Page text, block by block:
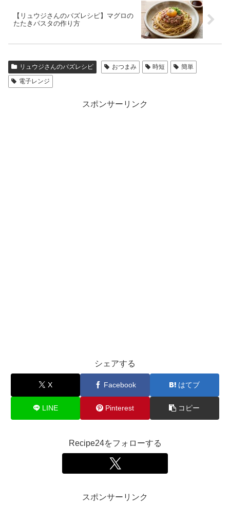
【リュウジさんのバズレシピ】マグロの
たたきパスタの作り方
リュウジさんのバズレシピ おつまみ 時短
簡単
電子レンジ
スポンサーリンク
シェアする
X Facebook はてブ
LINE Pinterest コピー
Recipe24をフォローする
スポンサーリンク